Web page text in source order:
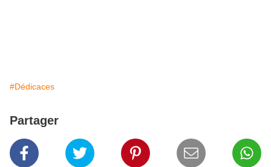
#Dédicaces
Partager